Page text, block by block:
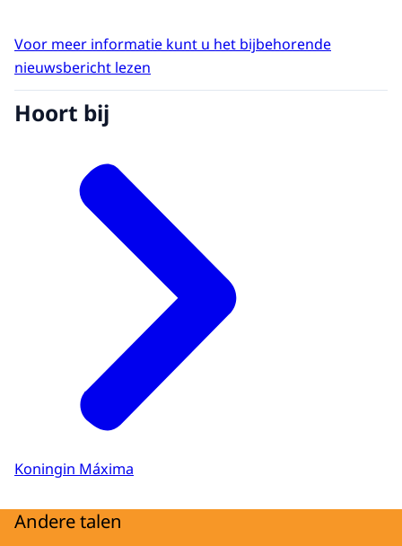
Voor meer informatie kunt u het bijbehorende
nieuwsbericht lezen
Hoort bij
Koningin Máxima
Andere talen